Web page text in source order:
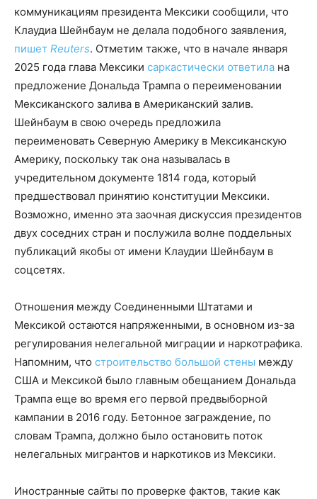
коммуникациям президента Мексики сообщили, что
Клаудиа Шейнбаум не делала подобного заявления,
пишет Reuters. Отметим также, что в начале января
2025 года глава Мексики саркастически ответила на
предложение Дональда Трампа о переименовании
Мексиканского залива в Американский залив.
Шейнбаум в свою очередь предложила
переименовать Северную Америку в Мексиканскую
Америку, поскольку так она называлась в
учредительном документе 1814 года, который
предшествовал принятию конституции Мексики.
Возможно, именно эта заочная дискуссия президентов
двух соседних стран и послужила волне поддельных
публикаций якобы от имени Клаудии Шейнбаум в
соцсетях.
Отношения между Соединенными Штатами и
Мексикой остаются напряженными, в основном из-за
регулирования нелегальной миграции и наркотрафика.
Напомним, что строительство большой стены между
США и Мексикой было главным обещанием Дональда
Трампа еще во время его первой предвыборной
кампании в 2016 году. Бетонное заграждение, по
словам Трампа, должно было остановить поток
нелегальных мигрантов и наркотиков из Мексики.
Иностранные сайты по проверке фактов, такие как